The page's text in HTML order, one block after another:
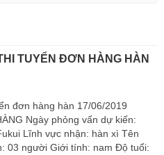
TUYỂN ĐƠN HÀNG HÀN
đơn hàng hàn 17/06/2019
Ngày phỏng vấn dự kiến:
Lĩnh vực nhận: hàn xì Tên
03 người Giới tính: nam Độ tuổi: